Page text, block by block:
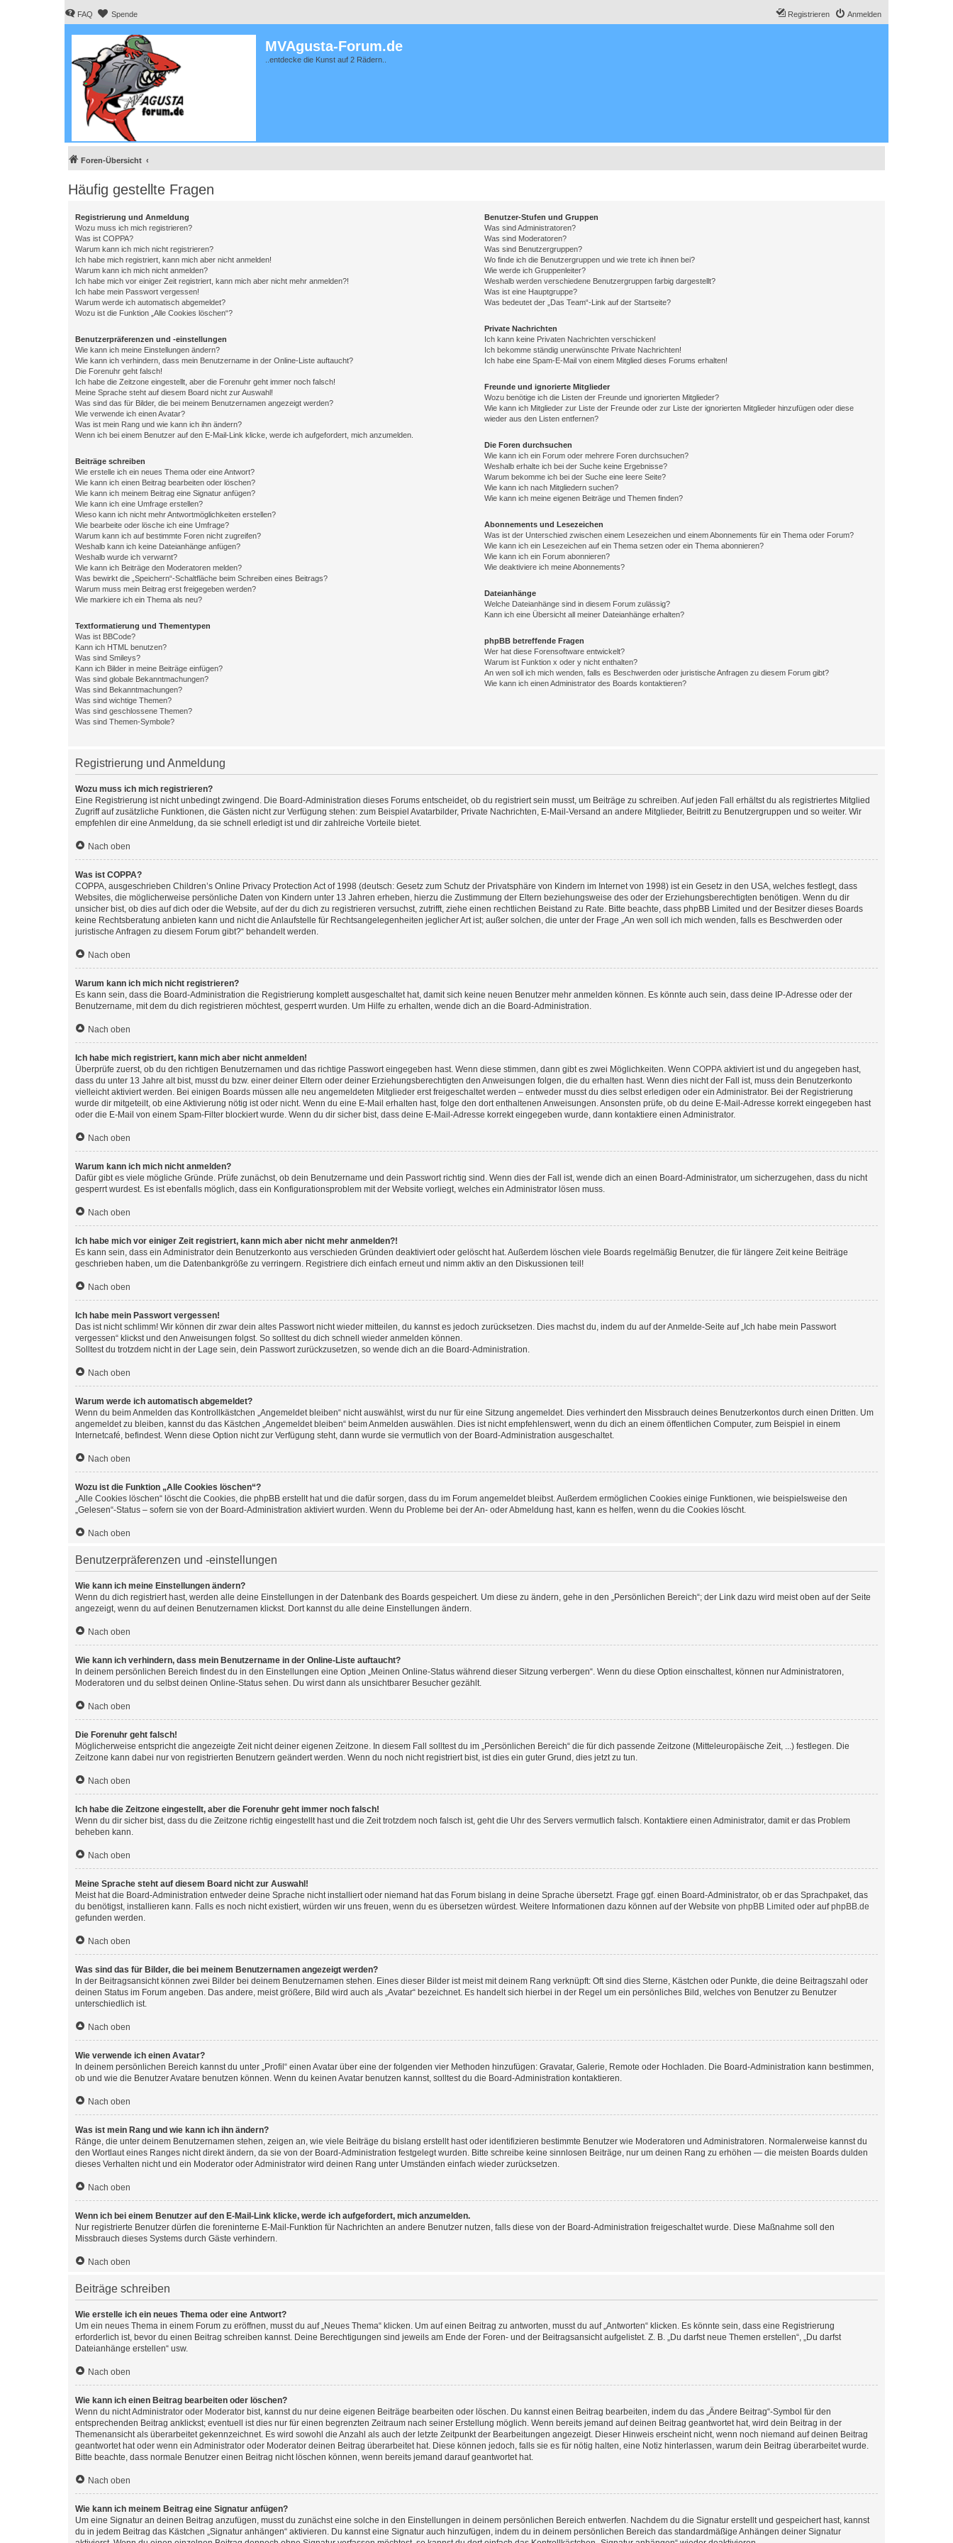
FAQ Spende Anmelden
Registrieren
MVAgusta-Forum.de
..entdecke die Kunst auf 2 Rädern..
Foren-Übersicht
Häufig gestellte Fragen
Registrierung und Anmeldung
Wozu muss ich mich registrieren?
Was ist COPPA?
Warum kann ich mich nicht registrieren?
Ich habe mich registriert, kann mich aber nicht anmelden!
Warum kann ich mich nicht anmelden?
Ich habe mich vor einiger Zeit registriert, kann mich aber nicht mehr anmelden?!
Ich habe mein Passwort vergessen!
Warum werde ich automatisch abgemeldet?
Wozu ist die Funktion „Alle Cookies löschen“?
Benutzerpräferenzen und -einstellungen
Wie kann ich meine Einstellungen ändern?
Wie kann ich verhindern, dass mein Benutzername in der Online-Liste auftaucht?
Die Forenuhr geht falsch!
Ich habe die Zeitzone eingestellt, aber die Forenuhr geht immer noch falsch!
Meine Sprache steht auf diesem Board nicht zur Auswahl!
Was sind das für Bilder, die bei meinem Benutzernamen angezeigt werden?
Wie verwende ich einen Avatar?
Was ist mein Rang und wie kann ich ihn ändern?
Wenn ich bei einem Benutzer auf den E-Mail-Link klicke, werde ich aufgefordert, mich anzumelden.
Beiträge schreiben
Wie erstelle ich ein neues Thema oder eine Antwort?
Wie kann ich einen Beitrag bearbeiten oder löschen?
Wie kann ich meinem Beitrag eine Signatur anfügen?
Wie kann ich eine Umfrage erstellen?
Wieso kann ich nicht mehr Antwortmöglichkeiten erstellen?
Wie bearbeite oder lösche ich eine Umfrage?
Warum kann ich auf bestimmte Foren nicht zugreifen?
Weshalb kann ich keine Dateianhänge anfügen?
Weshalb wurde ich verwarnt?
Wie kann ich Beiträge den Moderatoren melden?
Was bewirkt die „Speichern“-Schaltfläche beim Schreiben eines Beitrags?
Warum muss mein Beitrag erst freigegeben werden?
Wie markiere ich ein Thema als neu?
Textformatierung und Thementypen
Was ist BBCode?
Kann ich HTML benutzen?
Was sind Smileys?
Kann ich Bilder in meine Beiträge einfügen?
Was sind globale Bekanntmachungen?
Was sind Bekanntmachungen?
Was sind wichtige Themen?
Was sind geschlossene Themen?
Was sind Themen-Symbole?
Benutzer-Stufen und Gruppen
Was sind Administratoren?
Was sind Moderatoren?
Was sind Benutzergruppen?
Wo finde ich die Benutzergruppen und wie trete ich ihnen bei?
Wie werde ich Gruppenleiter?
Weshalb werden verschiedene Benutzergruppen farbig dargestellt?
Was ist eine Hauptgruppe?
Was bedeutet der „Das Team“-Link auf der Startseite?
Private Nachrichten
Ich kann keine Privaten Nachrichten verschicken!
Ich bekomme ständig unerwünschte Private Nachrichten!
Ich habe eine Spam-E-Mail von einem Mitglied dieses Forums erhalten!
Freunde und ignorierte Mitglieder
Wozu benötige ich die Listen der Freunde und ignorierten Mitglieder?
Wie kann ich Mitglieder zur Liste der Freunde oder zur Liste der ignorierten Mitglieder hinzufügen oder diese
wieder aus den Listen entfernen?
Die Foren durchsuchen
Wie kann ich ein Forum oder mehrere Foren durchsuchen?
Weshalb erhalte ich bei der Suche keine Ergebnisse?
Warum bekomme ich bei der Suche eine leere Seite?
Wie kann ich nach Mitgliedern suchen?
Wie kann ich meine eigenen Beiträge und Themen finden?
Abonnements und Lesezeichen
Was ist der Unterschied zwischen einem Lesezeichen und einem Abonnements für ein Thema oder Forum?
Wie kann ich ein Lesezeichen auf ein Thema setzen oder ein Thema abonnieren?
Wie kann ich ein Forum abonnieren?
Wie deaktiviere ich meine Abonnements?
Dateianhänge
Welche Dateianhänge sind in diesem Forum zulässig?
Kann ich eine Übersicht all meiner Dateianhänge erhalten?
phpBB betreffende Fragen
Wer hat diese Forensoftware entwickelt?
Warum ist Funktion x oder y nicht enthalten?
An wen soll ich mich wenden, falls es Beschwerden oder juristische Anfragen zu diesem Forum gibt?
Wie kann ich einen Administrator des Boards kontaktieren?
Registrierung und Anmeldung
Wozu muss ich mich registrieren?
Eine Registrierung ist nicht unbedingt zwingend. Die Board-Administration dieses Forums entscheidet, ob du registriert sein musst, um Beiträge zu schreiben. Auf jeden Fall erhältst du als registriertes Mitglied
Zugriff auf zusätzliche Funktionen, die Gästen nicht zur Verfügung stehen: zum Beispiel Avatarbilder, Private Nachrichten, E-Mail-Versand an andere Mitglieder, Beitritt zu Benutzergruppen und so weiter. Wir
empfehlen dir eine Anmeldung, da sie schnell erledigt ist und dir zahlreiche Vorteile bietet.
Nach oben
Was ist COPPA?
COPPA, ausgeschrieben Children’s Online Privacy Protection Act of 1998 (deutsch: Gesetz zum Schutz der Privatsphäre von Kindern im Internet von 1998) ist ein Gesetz in den USA, welches festlegt, dass
Websites, die möglicherweise persönliche Daten von Kindern unter 13 Jahren erheben, hierzu die Zustimmung der Eltern beziehungsweise des oder der Erziehungsberechtigten benötigen. Wenn du dir
unsicher bist, ob dies auf dich oder die Website, auf der du dich zu registrieren versuchst, zutrifft, ziehe einen rechtlichen Beistand zu Rate. Bitte beachte, dass phpBB Limited und der Besitzer dieses Boards
keine Rechtsberatung anbieten kann und nicht die Anlaufstelle für Rechtsangelegenheiten jeglicher Art ist; außer solchen, die unter der Frage „An wen soll ich mich wenden, falls es Beschwerden oder
juristische Anfragen zu diesem Forum gibt?“ behandelt werden.
Nach oben
Warum kann ich mich nicht registrieren?
Es kann sein, dass die Board-Administration die Registrierung komplett ausgeschaltet hat, damit sich keine neuen Benutzer mehr anmelden können. Es könnte auch sein, dass deine IP-Adresse oder der
Benutzername, mit dem du dich registrieren möchtest, gesperrt wurden. Um Hilfe zu erhalten, wende dich an die Board-Administration.
Nach oben
Ich habe mich registriert, kann mich aber nicht anmelden!
Überprüfe zuerst, ob du den richtigen Benutzernamen und das richtige Passwort eingegeben hast. Wenn diese stimmen, dann gibt es zwei Möglichkeiten. Wenn COPPA aktiviert ist und du angegeben hast,
dass du unter 13 Jahre alt bist, musst du bzw. einer deiner Eltern oder deiner Erziehungsberechtigten den Anweisungen folgen, die du erhalten hast. Wenn dies nicht der Fall ist, muss dein Benutzerkonto
vielleicht aktiviert werden. Bei einigen Boards müssen alle neu angemeldeten Mitglieder erst freigeschaltet werden – entweder musst du dies selbst erledigen oder ein Administrator. Bei der Registrierung
wurde dir mitgeteilt, ob eine Aktivierung nötig ist oder nicht. Wenn du eine E-Mail erhalten hast, folge den dort enthaltenen Anweisungen. Ansonsten prüfe, ob du deine E-Mail-Adresse korrekt eingegeben hast
oder die E-Mail von einem Spam-Filter blockiert wurde. Wenn du dir sicher bist, dass deine E-Mail-Adresse korrekt eingegeben wurde, dann kontaktiere einen Administrator.
Nach oben
Warum kann ich mich nicht anmelden?
Dafür gibt es viele mögliche Gründe. Prüfe zunächst, ob dein Benutzername und dein Passwort richtig sind. Wenn dies der Fall ist, wende dich an einen Board-Administrator, um sicherzugehen, dass du nicht
gesperrt wurdest. Es ist ebenfalls möglich, dass ein Konfigurationsproblem mit der Website vorliegt, welches ein Administrator lösen muss.
Nach oben
Ich habe mich vor einiger Zeit registriert, kann mich aber nicht mehr anmelden?!
Es kann sein, dass ein Administrator dein Benutzerkonto aus verschieden Gründen deaktiviert oder gelöscht hat. Außerdem löschen viele Boards regelmäßig Benutzer, die für längere Zeit keine Beiträge
geschrieben haben, um die Datenbankgröße zu verringern. Registriere dich einfach erneut und nimm aktiv an den Diskussionen teil!
Nach oben
Ich habe mein Passwort vergessen!
Das ist nicht schlimm! Wir können dir zwar dein altes Passwort nicht wieder mitteilen, du kannst es jedoch zurücksetzen. Dies machst du, indem du auf der Anmelde-Seite auf „Ich habe mein Passwort
vergessen“ klickst und den Anweisungen folgst. So solltest du dich schnell wieder anmelden können.
Solltest du trotzdem nicht in der Lage sein, dein Passwort zurückzusetzen, so wende dich an die Board-Administration.
Nach oben
Warum werde ich automatisch abgemeldet?
Wenn du beim Anmelden das Kontrollkästchen „Angemeldet bleiben“ nicht auswählst, wirst du nur für eine Sitzung angemeldet. Dies verhindert den Missbrauch deines Benutzerkontos durch einen Dritten. Um
angemeldet zu bleiben, kannst du das Kästchen „Angemeldet bleiben“ beim Anmelden auswählen. Dies ist nicht empfehlenswert, wenn du dich an einem öffentlichen Computer, zum Beispiel in einem
Internetcafé, befindest. Wenn diese Option nicht zur Verfügung steht, dann wurde sie vermutlich von der Board-Administration ausgeschaltet.
Nach oben
Wozu ist die Funktion „Alle Cookies löschen“?
„Alle Cookies löschen“ löscht die Cookies, die phpBB erstellt hat und die dafür sorgen, dass du im Forum angemeldet bleibst. Außerdem ermöglichen Cookies einige Funktionen, wie beispielsweise den
„Gelesen“-Status – sofern sie von der Board-Administration aktiviert wurden. Wenn du Probleme bei der An- oder Abmeldung hast, kann es helfen, wenn du die Cookies löscht.
Nach oben
Benutzerpräferenzen und -einstellungen
Wie kann ich meine Einstellungen ändern?
Wenn du dich registriert hast, werden alle deine Einstellungen in der Datenbank des Boards gespeichert. Um diese zu ändern, gehe in den „Persönlichen Bereich“; der Link dazu wird meist oben auf der Seite
angezeigt, wenn du auf deinen Benutzernamen klickst. Dort kannst du alle deine Einstellungen ändern.
Nach oben
Wie kann ich verhindern, dass mein Benutzername in der Online-Liste auftaucht?
In deinem persönlichen Bereich findest du in den Einstellungen eine Option „Meinen Online-Status während dieser Sitzung verbergen“. Wenn du diese Option einschaltest, können nur Administratoren,
Moderatoren und du selbst deinen Online-Status sehen. Du wirst dann als unsichtbarer Besucher gezählt.
Nach oben
Die Forenuhr geht falsch!
Möglicherweise entspricht die angezeigte Zeit nicht deiner eigenen Zeitzone. In diesem Fall solltest du im „Persönlichen Bereich“ die für dich passende Zeitzone (Mitteleuropäische Zeit, ...) festlegen. Die
Zeitzone kann dabei nur von registrierten Benutzern geändert werden. Wenn du noch nicht registriert bist, ist dies ein guter Grund, dies jetzt zu tun.
Nach oben
Ich habe die Zeitzone eingestellt, aber die Forenuhr geht immer noch falsch!
Wenn du dir sicher bist, dass du die Zeitzone richtig eingestellt hast und die Zeit trotzdem noch falsch ist, geht die Uhr des Servers vermutlich falsch. Kontaktiere einen Administrator, damit er das Problem
beheben kann.
Nach oben
Meine Sprache steht auf diesem Board nicht zur Auswahl!
Meist hat die Board-Administration entweder deine Sprache nicht installiert oder niemand hat das Forum bislang in deine Sprache übersetzt. Frage ggf. einen Board-Administrator, ob er das Sprachpaket, das
du benötigst, installieren kann. Falls es noch nicht existiert, würden wir uns freuen, wenn du es übersetzen würdest. Weitere Informationen dazu können auf der Website von phpBB Limited oder aufphpBB.de
gefunden werden.
Nach oben
Was sind das für Bilder, die bei meinem Benutzernamen angezeigt werden?
In der Beitragsansicht können zwei Bilder bei deinem Benutzernamen stehen. Eines dieser Bilder ist meist mit deinem Rang verknüpft: Oft sind dies Sterne, Kästchen oder Punkte, die deine Beitragszahl oder
deinen Status im Forum angeben. Das andere, meist größere, Bild wird auch als „Avatar“ bezeichnet. Es handelt sich hierbei in der Regel um ein persönliches Bild, welches von Benutzer zu Benutzer
unterschiedlich ist.
Nach oben
Wie verwende ich einen Avatar?
In deinem persönlichen Bereich kannst du unter „Profil“ einen Avatar über eine der folgenden vier Methoden hinzufügen: Gravatar, Galerie, Remote oder Hochladen. Die Board-Administration kann bestimmen,
ob und wie die Benutzer Avatare benutzen können. Wenn du keinen Avatar benutzen kannst, solltest du die Board-Administration kontaktieren.
Nach oben
Was ist mein Rang und wie kann ich ihn ändern?
Ränge, die unter deinem Benutzernamen stehen, zeigen an, wie viele Beiträge du bislang erstellt hast oder identifizieren bestimmte Benutzer wie Moderatoren und Administratoren. Normalerweise kannst du
den Wortlaut eines Ranges nicht direkt ändern, da sie von der Board-Administration festgelegt wurden. Bitte schreibe keine sinnlosen Beiträge, nur um deinen Rang zu erhöhen — die meisten Boards dulden
dieses Verhalten nicht und ein Moderator oder Administrator wird deinen Rang unter Umständen einfach wieder zurücksetzen.
Nach oben
Wenn ich bei einem Benutzer auf den E-Mail-Link klicke, werde ich aufgefordert, mich anzumelden.
Nur registrierte Benutzer dürfen die foreninterne E-Mail-Funktion für Nachrichten an andere Benutzer nutzen, falls diese von der Board-Administration freigeschaltet wurde. Diese Maßnahme soll den
Missbrauch dieses Systems durch Gäste verhindern.
Nach oben
Beiträge schreiben
Wie erstelle ich ein neues Thema oder eine Antwort?
Um ein neues Thema in einem Forum zu eröffnen, musst du auf „Neues Thema“ klicken. Um auf einen Beitrag zu antworten, musst du auf „Antworten“ klicken. Es könnte sein, dass eine Registrierung
erforderlich ist, bevor du einen Beitrag schreiben kannst. Deine Berechtigungen sind jeweils am Ende der Foren- und der Beitragsansicht aufgelistet. Z. B. „Du darfst neue Themen erstellen“, „Du darfst
Dateianhänge erstellen“ usw.
Nach oben
Wie kann ich einen Beitrag bearbeiten oder löschen?
Wenn du nicht Administrator oder Moderator bist, kannst du nur deine eigenen Beiträge bearbeiten oder löschen. Du kannst einen Beitrag bearbeiten, indem du das „Ändere Beitrag“-Symbol für den
entsprechenden Beitrag anklickst; eventuell ist dies nur für einen begrenzten Zeitraum nach seiner Erstellung möglich. Wenn bereits jemand auf deinen Beitrag geantwortet hat, wird dein Beitrag in der
Themenansicht als überarbeitet gekennzeichnet. Es wird sowohl die Anzahl als auch der letzte Zeitpunkt der Bearbeitungen angezeigt. Dieser Hinweis erscheint nicht, wenn noch niemand auf deinen Beitrag
geantwortet hat oder wenn ein Administrator oder Moderator deinen Beitrag überarbeitet hat. Diese können jedoch, falls sie es für nötig halten, eine Notiz hinterlassen, warum dein Beitrag überarbeitet wurde.
Bitte beachte, dass normale Benutzer einen Beitrag nicht löschen können, wenn bereits jemand darauf geantwortet hat.
Nach oben
Wie kann ich meinem Beitrag eine Signatur anfügen?
Um eine Signatur an deinen Beitrag anzufügen, musst du zunächst eine solche in den Einstellungen in deinem persönlichen Bereich entwerfen. Nachdem du die Signatur erstellt und gespeichert hast, kannst
du in jedem Beitrag das Kästchen „Signatur anhängen“ aktivieren. Du kannst eine Signatur auch hinzufügen, indem du in deinem persönlichen Bereich das standardmäßige Anhängen deiner Signatur